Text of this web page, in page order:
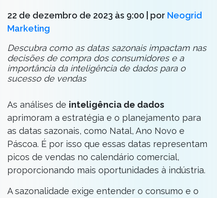
22 de dezembro de 2023 às 9:00 | por Neogrid
Marketing
Descubra como as datas sazonais impactam nas
decisões de compra dos consumidores e a
importância da inteligência de dados para o
sucesso de vendas
As análises de inteligência de dados
aprimoram a estratégia e o planejamento para
as datas sazonais, como Natal, Ano Novo e
Páscoa. É por isso que essas datas representam
picos de vendas no calendário comercial,
proporcionando mais oportunidades à indústria.
A sazonalidade exige entender o consumo e o